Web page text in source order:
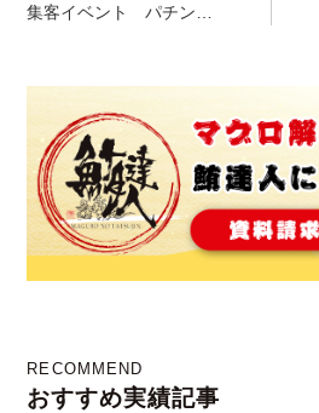
集客イベント パチンコ
RECOMMEND
おすすめ実績記事